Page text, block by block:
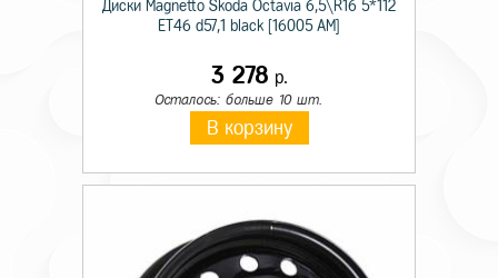
Диски Magnetto Skoda Octavia 6,5\R16 5*112
ET46 d57,1 black [16005 AM]
3 278 р.
Осталось: больше 10 шт.
В корзину